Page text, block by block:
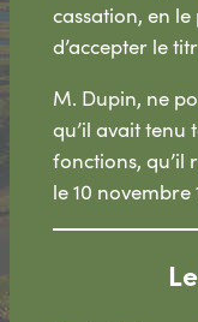
cassation, en
d’accepter le
M. Dupin, ne
qu’il avait tenu
fonctions, qu’il
le 10 novembre